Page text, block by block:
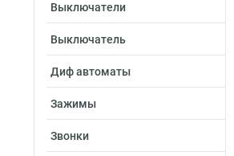
Выключатели
Выключатель
Диф автоматы
Зажимы
Звонки